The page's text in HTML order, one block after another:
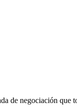
de negociación que